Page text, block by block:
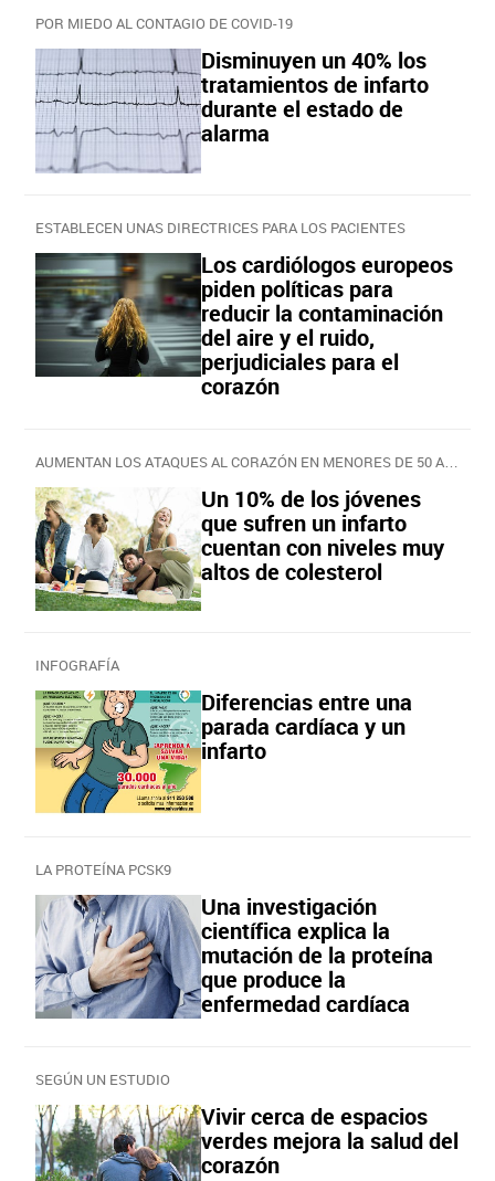
POR MIEDO AL CONTAGIO DE COVID-19
Disminuyen un 40% los
tratamientos de infarto
durante el estado de
alarma
ESTABLECEN UNAS DIRECTRICES PARA LOS PACIENTES
Los cardiólogos europeos
piden políticas para
reducir la contaminación
del aire y el ruido,
perjudiciales para el
corazón
Un 10% de los jóvenes
que sufren un infarto
cuentan con niveles muy
altos de colesterol
INFOGRAFÍA
Diferencias entre una
parada cardíaca y un
infarto
LA PROTEÍNA PCSK9
Una investigación
científica explica la
mutación de la proteína
que produce la
enfermedad cardíaca
SEGÚN UN ESTUDIO
Vivir cerca de espacios
verdes mejora la salud del
corazón